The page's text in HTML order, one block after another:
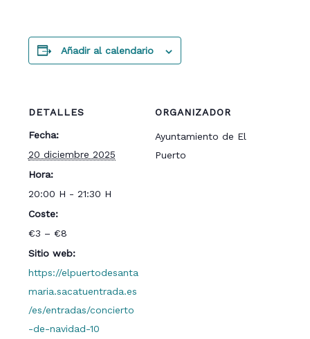
Añadir al calendario
DETALLES
Fecha:
20 diciembre 2025
Hora:
20:00 H - 21:30 H
Coste:
€3 – €8
Sitio web:
https://elpuertodesanta
maria.sacatuentrada.es
/es/entradas/concierto
-de-navidad-10
ORGANIZADOR
Ayuntamiento de El
Puerto